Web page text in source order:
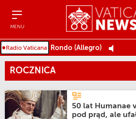
MENU
Rondo (Allegro)
ROCZNICA
50 lat Humanae
pod prąd, ale